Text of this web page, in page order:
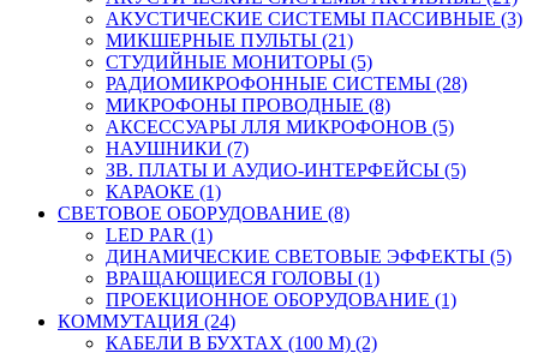
АКУСТИЧЕСКИЕ СИСТЕМЫ ПАССИВНЫЕ (3)
МИКШЕРНЫЕ ПУЛЬТЫ (21)
СТУДИЙНЫЕ МОНИТОРЫ (5)
РАДИОМИКРОФОННЫЕ СИСТЕМЫ (28)
МИКРОФОНЫ ПРОВОДНЫЕ (8)
АКСЕССУАРЫ ЛЛЯ МИКРОФОНОВ (5)
НАУШНИКИ (7)
ЗВ. ПЛАТЫ И АУДИО-ИНТЕРФЕЙСЫ (5)
КАРАОКЕ (1)
СВЕТОВОЕ ОБОРУДОВАНИЕ (8)
LED PAR (1)
ДИНАМИЧЕСКИЕ СВЕТОВЫЕ ЭФФЕКТЫ (5)
ВРАЩАЮЩИЕСЯ ГОЛОВЫ (1)
ПРОЕКЦИОННОЕ ОБОРУДОВАНИЕ (1)
КОММУТАЦИЯ (24)
КАБЕЛИ В БУХТАХ (100 М) (2)